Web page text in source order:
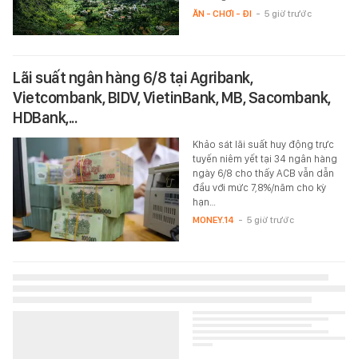
ĂN - CHƠI - ĐI - 5 giờ trước
Lãi suất ngân hàng 6/8 tại Agribank,
Vietcombank, BIDV, VietinBank, MB, Sacombank,
HDBank,...
Khảo sát lãi suất huy động trực
tuyến niêm yết tại 34 ngân hàng
ngày 6/8 cho thấy ACB vẫn dẫn
đầu với mức 7,8%/năm cho kỳ
hạn…
MONEY.14 - 5 giờ trước